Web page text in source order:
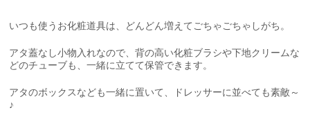
いつも使うお化粧道具は、どんどん増えてごちゃごちゃしがち。
アタ蓋なし小物入れなので、背の高い化粧ブラシや下地クリームな
どのチューブも、一緒に立てて保管できます。
アタのボックスなども一緒に置いて、ドレッサーに並べても素敵～
♪